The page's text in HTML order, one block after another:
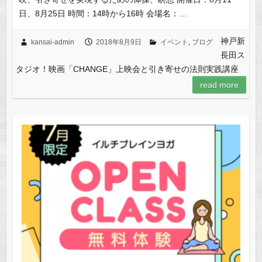
日、8月25日 時間：14時から16時 会場名：…
kansai-admin 2018年8月9日 イベント ブログ
神戸新
長田ス
タジオ！映画「CHANGE」上映会と引き寄せの法則実践講座
read more